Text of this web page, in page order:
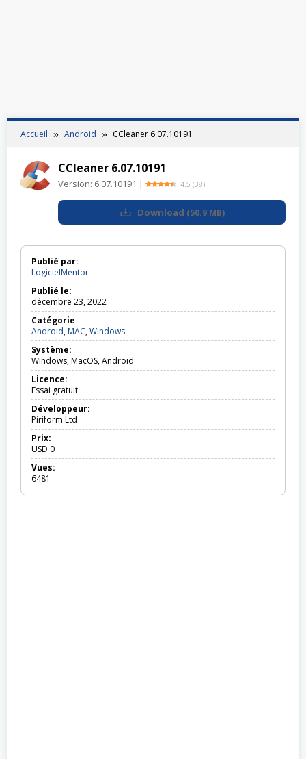
Accueil Android CCleaner 6.07.10191
CCleaner 6.07.10191
Version: 6.07.10191 | 4.5 (38)
Download (50.9 MB)
Publié par:
LogicielMentor
Publié le:
décembre 23, 2022
Catégorie
Android, MAC,WindowsAndroid,
MAC,
Système:
Windows, MacOS, Android
Licence:
Essai gratuit
Développeur:
Piriform Ltd
Prix:
USD 0
Vues:
6481